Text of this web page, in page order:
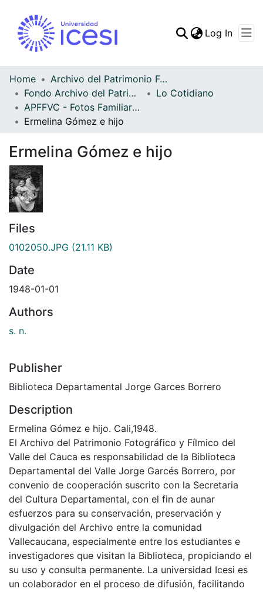
Statistics
Log In
Home
Archivo del Patrimonio Fotográfico y Fílmico del Valle del Cauca
Fondo Archivo del Patrimonio Fotográfico y Fílmico del Valle del Cauca
Lo Cotidiano
APFFVC - Fotos Familiares - Patrimonial
Ermelina Gómez e hijo
Ermelina Gómez e hijo
Files
0102050.JPG (21.11 KB)
Date
1948-01-01
Authors
s. n.
Publisher
Biblioteca Departamental Jorge Garces Borrero
Description
Ermelina Gómez e hijo. Cali,1948.
El Archivo del Patrimonio Fotográfico y Fílmico del
Valle del Cauca es responsabilidad de la Biblioteca
Departamental del Valle Jorge Garcés Borrero, por
convenio de cooperación suscrito con la Secretaria
del Cultura Departamental, con el fin de aunar
esfuerzos para su conservación, preservación y
divulgación del Archivo entre la comunidad
Vallecaucana, especialmente entre los estudiantes e
investigadores que visitan la Biblioteca, propiciando el
su uso y consulta permanente. La universidad Icesi es
un colaborador en el proceso de difusión, facilitando